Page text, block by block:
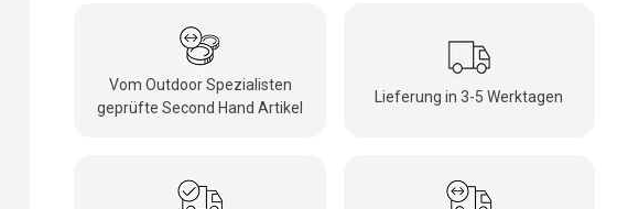
Vom Outdoor Spezialisten
geprüfte Second Hand Artikel
Lieferung in 3-5 Werktagen